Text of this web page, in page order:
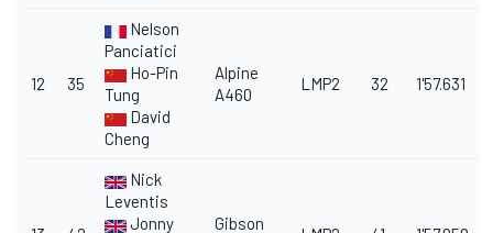
12 35
Nelson
Panciatici
Ho-Pin
Tung
David
Cheng
Alpine
A460
LMP2 32 1'57.631
Nick
Leventis
Jonny
Gibson